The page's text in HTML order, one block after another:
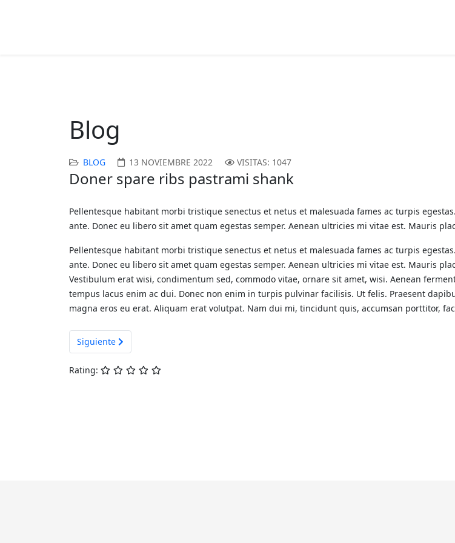
Blog
BLOG 13 NOVIEMBRE 2022 VISITAS: 1047
Doner spare ribs pastrami shank
Pellentesque habitant morbi tristique senectus et netus et malesuada fames ac turpis
ante. Donec eu libero sit amet quam egestas semper. Aenean ultricies mi vitae est. Mauris
Pellentesque habitant morbi tristique senectus et netus et malesuada fames ac turpis
ante. Donec eu libero sit amet quam egestas semper. Aenean ultricies mi vitae est. Mauris
Vestibulum erat wisi, condimentum sed, commodo vitae, ornare sit amet, wisi. Aenean
tempus lacus enim ac dui. Donec non enim in turpis pulvinar facilisis. Ut felis. Praesent
magna eros eu erat. Aliquam erat volutpat. Nam dui mi, tincidunt quis, accumsan porttitor,
Artículo siguiente: Jerky shank chicken boudin
Siguiente
Rating: